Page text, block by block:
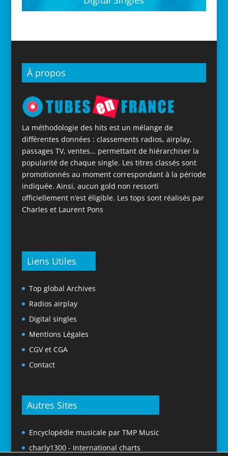
À propos
La méthodologie des hits est un mélange de
différentes données : classements radios, airplay,
passages TV, ventes… permettant de hiérarchiser la
popularité de chaque single. Les titres classés sont
promotionnés au moment correspondant à la période
indiquée. Ainsi, aucun gold non ressorti
officiellement n’est éligible. Les tops sont réalisés par
Charles et Laurent Pons
Liens Utiles
Top global Archives
Radios airplay
Digital singles
Mentions Légales
CGV et CGA
Contact
Autres Sites
Encyclopédie musicale par TMP Music
charly1300 - International charts